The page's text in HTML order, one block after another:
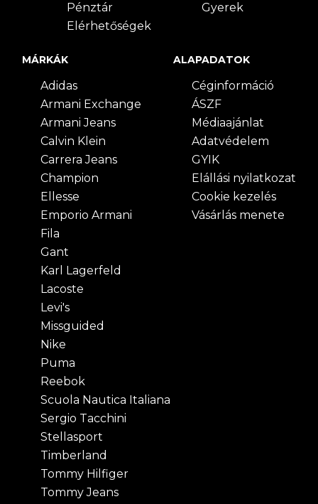
Pénztár
Elérhetőségek
Gyerek
MÁRKÁK
Adidas
Armani Exchange
Armani Jeans
Calvin Klein
Carrera Jeans
Champion
Ellesse
Emporio Armani
Fila
Gant
Karl Lagerfeld
Lacoste
Levi's
Missguided
Nike
Puma
Reebok
Scuola Nautica Italiana
Sergio Tacchini
Stellasport
Timberland
Tommy Hilfiger
Tommy Jeans
ALAPADATOK
Céginformáció
ÁSZF
Médiaajánlat
Adatvédelem
GYIK
Elállási nyilatkozat
Cookie kezelés
Vásárlás menete